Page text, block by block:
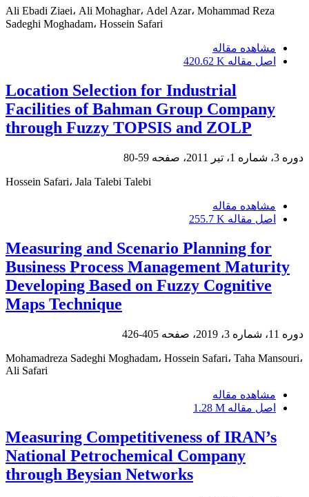
Ali Ebadi Ziaei، Ali Mohaghar، Adel Azar، Mohammad Reza
Sadeghi Moghadam، Hossein Safari
مشاهده مقاله
اصل مقاله 420.62 K
Location Selection for Industrial
Facilities of Bahman Group Company
through Fuzzy TOPSIS and ZOLP
دوره 3، شماره 1، تیر 2011، صفحه 59-80
Hossein Safari، Jala Talebi Talebi
مشاهده مقاله
اصل مقاله 255.7 K
Measuring and Scenario Planning for
Business Process Management Maturity
Developing Based on Fuzzy Cognitive
Maps Technique
دوره 11، شماره 3، 2019، صفحه 405-426
Mohamadreza Sadeghi Moghadam، Hossein Safari، Taha Mansouri،
Ali Safari
مشاهده مقاله
اصل مقاله 1.28 M
Measuring Competitiveness of IRAN’s
National Petrochemical Company
through Beysian Networks